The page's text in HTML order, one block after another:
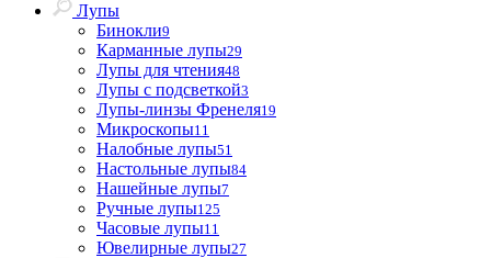
Лупы
Бинокли9
Карманные лупы29
Лупы для чтения48
Лупы с подсветкой3
Лупы-линзы Френеля19
Микроскопы11
Налобные лупы51
Настольные лупы84
Нашейные лупы7
Ручные лупы125
Часовые лупы11
Ювелирные лупы27